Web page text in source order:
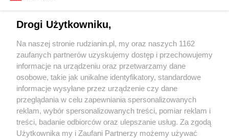
Wydawca mediów lokalnych
Nie zapomnij
zapoznać się z:
polityką prywatności regulamin korzystania z portali
Twojemiasto Skontaktuj sięz nami
Drogi Użytkowniku,
Na naszej stronie rudzianin.pl, my oraz naszych 1162
zaufanych partnerów uzyskujemy dostęp i przechowujemy
informacje na urządzeniu oraz przetwarzamy dane
osobowe, takie jak unikalne identyfikatory, standardowe
informacje wysyłane przez urządzenie czy dane
przeglądania w celu zapewniania spersonalizowanych
reklam, wybór spersonalizowanych treści, pomiar reklam i
treści, badanie odbiorców oraz ulepszanie usług. Za zgodą
Użytkownika my i Zaufani Partnerzy możemy używać